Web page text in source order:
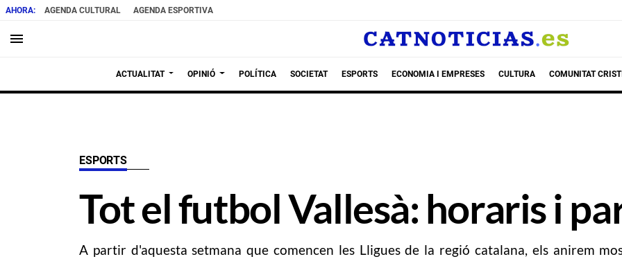
AGENDA CULTURAL AGENDA ESPORTIVA
menu
ACTUALITAT OPINIÓ POLÍTICA SOCIETAT ESPORTS ECONOMIA I EMPRESES CULTURA COMUNITAT
ESPORTS
Tot el futbol Vallesà: horaris i
A partir d'aquesta setmana que comencen les Lligues de la regió catalana, els anirem